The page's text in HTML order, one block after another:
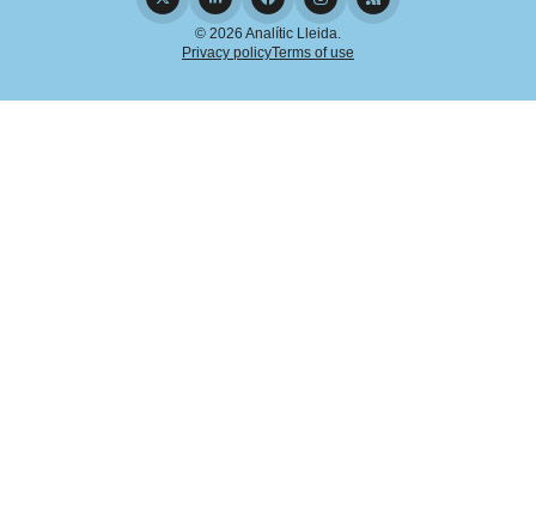
© 2026 Analític Lleida.
Privacy policyTerms of use